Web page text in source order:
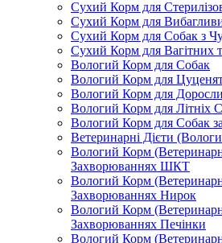
Сухий Корм для
Сухий Корм для
Сухий Корм для Собак з
Сухий Корм для Вагітних
Вологий Корм для Собак
Вологий Корм для
Вологий Корм для
Вологий Корм для Літніх
Вологий Корм для Собак
Ветеринарні Дієти
Вологий Корм
Захворюваннях ШКТ
Вологий Корм
Захворюваннях Нирок
Вологий Корм
Захворюваннях Печінки
Вологий Корм